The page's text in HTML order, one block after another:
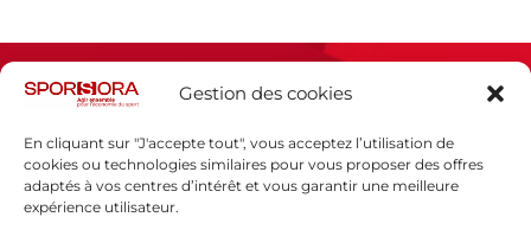
Gestion des cookies
En cliquant sur "J'accepte tout", vous acceptez l’utilisation de
cookies ou technologies similaires pour vous proposer des offres
adaptés à vos centres d’intérêt et vous garantir une meilleure
expérience utilisateur.
Espace presse